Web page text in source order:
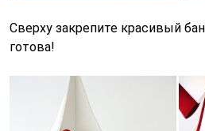
Сверху закрепите красивый
готова!